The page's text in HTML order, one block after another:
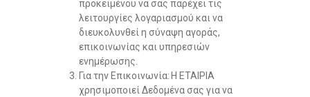
προκειμένου να σας παρέχει τις
λειτουργίες λογαριασμού και να
διευκολυνθεί η σύναψη αγοράς,
επικοινωνίας και υπηρεσιών
ενημέρωσης.
Για την Επικοινωνία: Η ΕΤΑΙΡΙΑ
χρησιμοποιεί Δεδομένα σας για να